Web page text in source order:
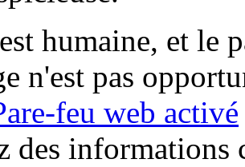
humaine, et le
n'est pas
feu web activé
des informations